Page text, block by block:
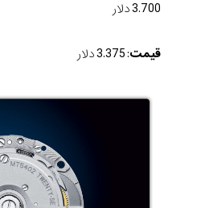
3.700 دلار
قیمت: 3.375 دلار